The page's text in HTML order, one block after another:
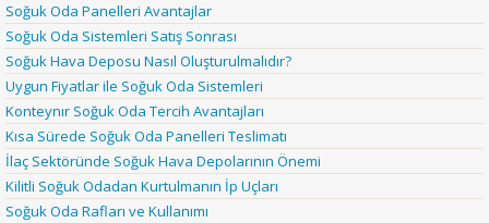
Soğuk Oda Panelleri Avantajlar
Soğuk Oda Sistemleri Satış Sonrası
Soğuk Hava Deposu Nasıl Oluşturulmalıdır?
Uygun Fiyatlar ile Soğuk Oda Sistemleri
Konteynır Soğuk Oda Tercih Avantajları
Kısa Sürede Soğuk Oda Panelleri Teslimatı
İlaç Sektöründe Soğuk Hava Depolarının Önemi
Kilitli Soğuk Odadan Kurtulmanın İp Uçları
Soğuk Oda Rafları ve Kullanımı